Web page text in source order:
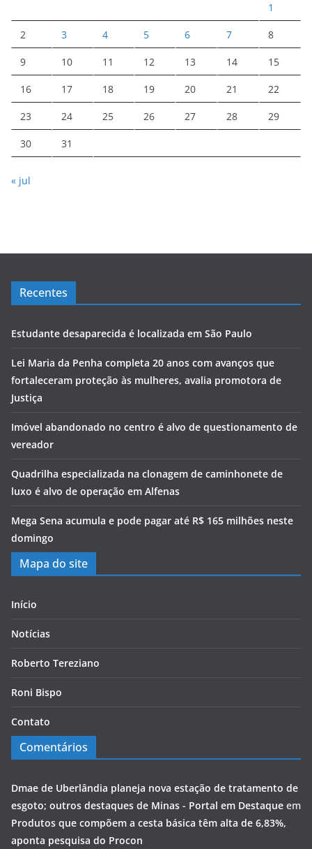
1
2 3 4 5 6 7 8
9 10 11 12 13 14 15
16 17 18 19 20 21 22
23 24 25 26 27 28 29
30 31
« jul
Recentes
Estudante desaparecida é localizada em São Paulo
Lei Maria da Penha completa 20 anos com avanços que
fortaleceram proteção às mulheres, avalia promotora de
Justiça
Imóvel abandonado no centro é alvo de questionamento de
vereador
Quadrilha especializada na clonagem de caminhonete de
luxo é alvo de operação em Alfenas
Mega Sena acumula e pode pagar até R$ 165 milhões neste
domingo
Mapa do site
Início
Notícias
Roberto Tereziano
Roni Bispo
Contato
Comentários
Dmae de Uberlândia planeja nova estação de tratamento de
esgoto; outros destaques de Minas - Portal em Destaque em
Produtos que compõem a cesta básica têm alta de 6,83%,
aponta pesquisa do Procon